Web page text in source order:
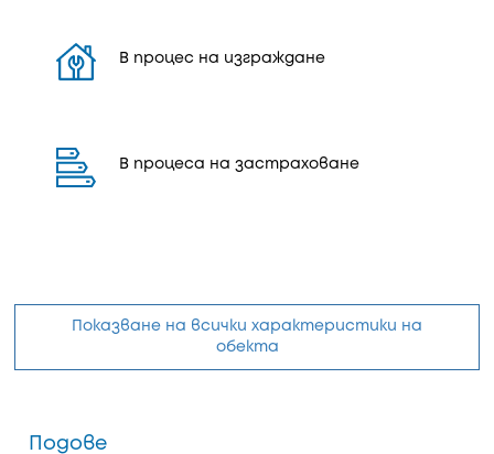
В процес на изграждане
В процеса на застраховане
Показване на всички характеристики на
обекта
Подове